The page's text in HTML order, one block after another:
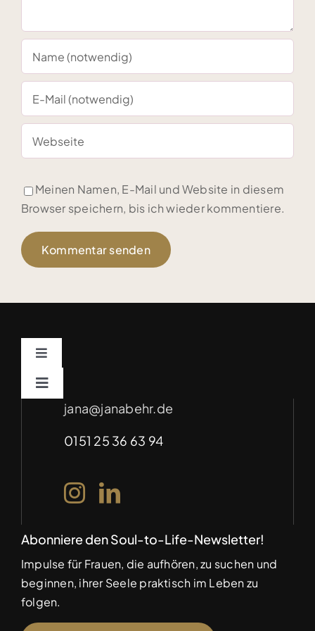
Meinen Namen, E-Mail und Website in diesem
Browser speichern, bis ich wieder kommentiere.
Toggle
Navigation
Impressum
Datenschutz
Toggle
Navigation
Für Unternehmen – Soulful Marketing
(auf Anfrage)
jana@janabehr.de
0151 25 36 63 94
Abonniere den Soul-to-Life-Newsletter!
Impulse für Frauen, die aufhören, zu suchen und
beginnen, ihrer Seele praktisch im Leben zu
folgen.